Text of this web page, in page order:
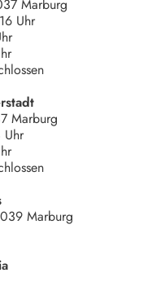
Marburg
Uhr
Marburg
Uhr
Marburg